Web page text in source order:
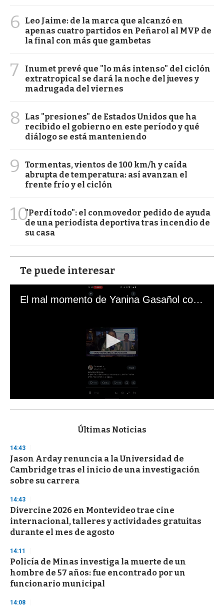
6
Leo Jaime: de la marca que alcanzó en
apenas cuatro partidos en Peñarol al MVP de
la final con más que gambetas
7
Inumet prevé que "lo más intenso" del ciclón
extratropical se dará la noche del jueves y
madrugada del viernes
8
Las "presiones" de Estados Unidos que ha
recibido el gobierno en este período y qué
diálogo se está manteniendo
9
Tormentas, vientos de 100 km/h y caída
abrupta de temperatura: así avanzan el
frente frío y el ciclón
10"Perdí todo": el conmovedor pedido de ayuda
de una periodista deportiva tras incendio de
su casa
Te puede interesar
El mal momento de Yanina Gasañol con un hincha argentino en "Subrayado"
s
d
s
o
f
3
s
e
c
o
n
Últimas Noticias
14:43
Jason Arday renuncia a la Universidad de
Cambridge tras el inicio de una investigación
sobre su carrera
14:43
Divercine 2026 en Montevideo trae cine
internacional, talleres y actividades gratuitas
durante el mes de agosto
14:11
Policía de Minas investiga la muerte de un
hombre de 57 años: fue encontrado por un
funcionario municipal
14:08